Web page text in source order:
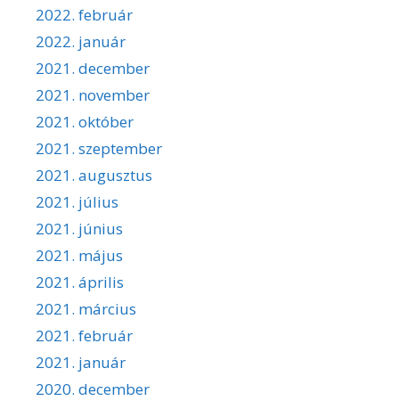
2022. február
2022. január
2021. december
2021. november
2021. október
2021. szeptember
2021. augusztus
2021. július
2021. június
2021. május
2021. április
2021. március
2021. február
2021. január
2020. december